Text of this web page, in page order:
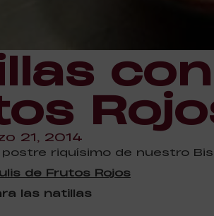
21, 2014
riquísimo de nuestro
de Frutos Rojos
las natillas